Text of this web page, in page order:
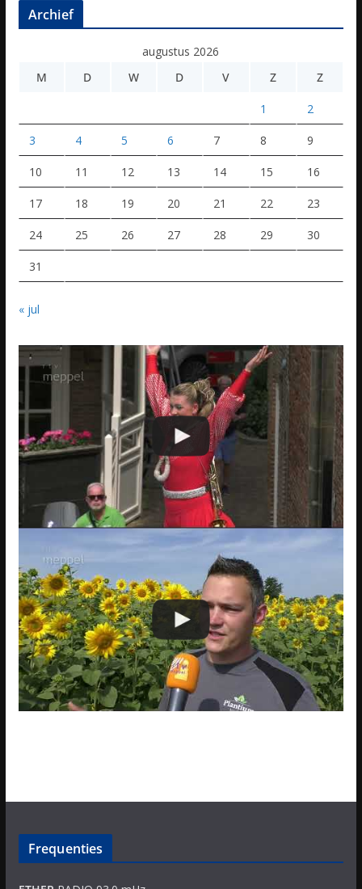
Archief
augustus 2026
M
D W D V Z Z
1 2
3 4 5 6 7 8 9
10 11 12 13 14 15 16
17 18 19 20 21 22 23
24 25 26 27 28 29 30
31
« jul
Frequenties